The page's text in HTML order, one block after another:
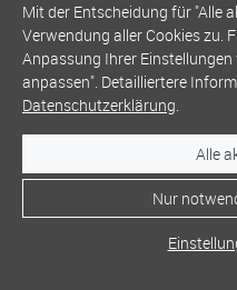
Mit der Entscheidung für "Alle
Verwendung aller Cookies zu.
Anpassung Ihrer Einstellungen
anpassen". Detailliertere
Datenschutzerklärung.
Alle
Nur